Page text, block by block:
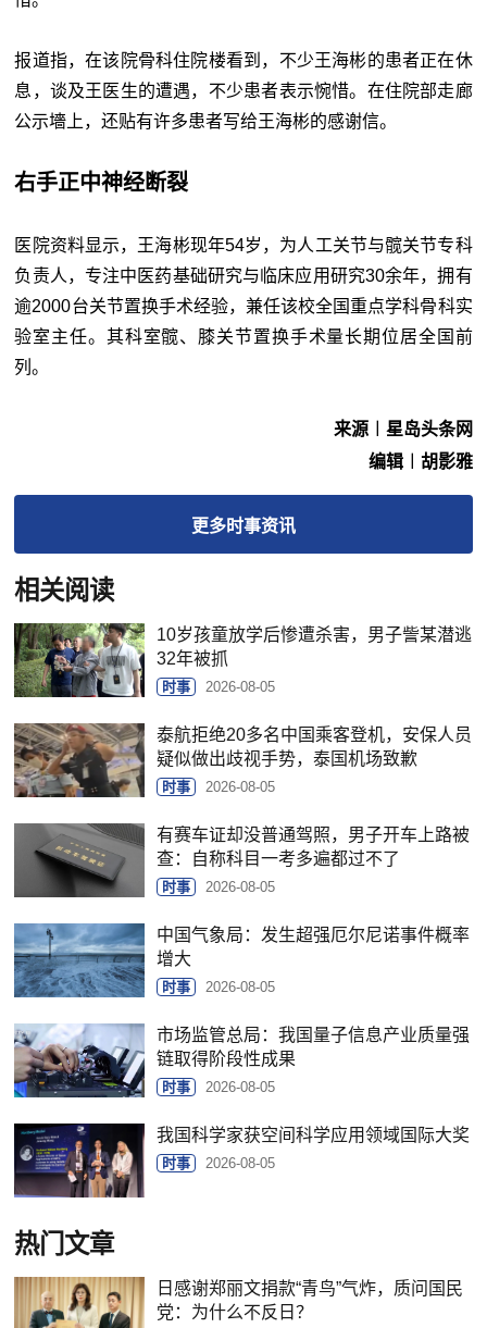
报道指，在该院骨科住院楼看到，不少王海彬的患者正在休
息，谈及王医生的遭遇，不少患者表示惋惜。在住院部走廊
公示墻上，还贴有许多患者写给王海彬的感谢信。
右手正中神经断裂
医院资料显示，王海彬现年54岁，为人工关节与髋关节专科
负责人，专注中医药基础研究与临床应用研究30余年，拥有
逾2000台关节置换手术经验，兼任该校全国重点学科骨科实
验室主任。其科室髋、膝关节置换手术量长期位居全国前
列。
来源︱星岛头条网
编辑︱胡影雅
更多时事资讯
相关阅读
10岁孩童放学后惨遭杀害，男子訾某潜逃
32年被抓
时事 2026-08-05
泰航拒绝20多名中国乘客登机，安保人员
疑似做出歧视手势，泰国机场致歉
时事 2026-08-05
有赛车证却没普通驾照，男子开车上路被
查：自称科目一考多遍都过不了
时事 2026-08-05
中国气象局：发生超强厄尔尼诺事件概率
增大
时事 2026-08-05
市场监管总局：我国量子信息产业质量强
链取得阶段性成果
时事 2026-08-05
我国科学家获空间科学应用领域国际大奖
时事 2026-08-05
热门文章
日感谢郑丽文捐款“青鸟”气炸，质问国民
党：为什么不反日？